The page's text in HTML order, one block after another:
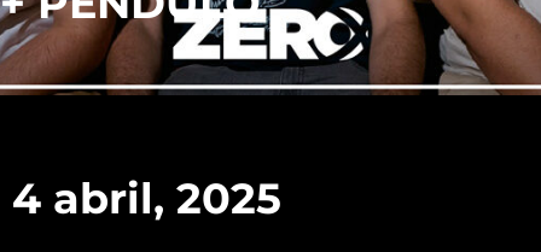
4 abril, 2025